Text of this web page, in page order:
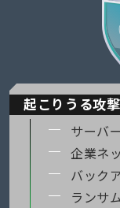
起こりうる攻撃
サーバ
企業ネ
バック
ランサ